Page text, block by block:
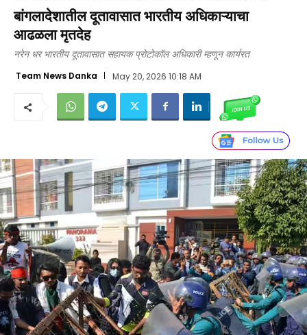
बांगलादेशातील दूतावासात भारतीय अधिकाऱ्याचा
आढळला मृतदेह
नरेन धर भारतीय दूतावासात सहायक प्रोटोकॉल अधिकारी म्हणून कार्यरत
Team News Danka May 20, 2026 10:18 AM